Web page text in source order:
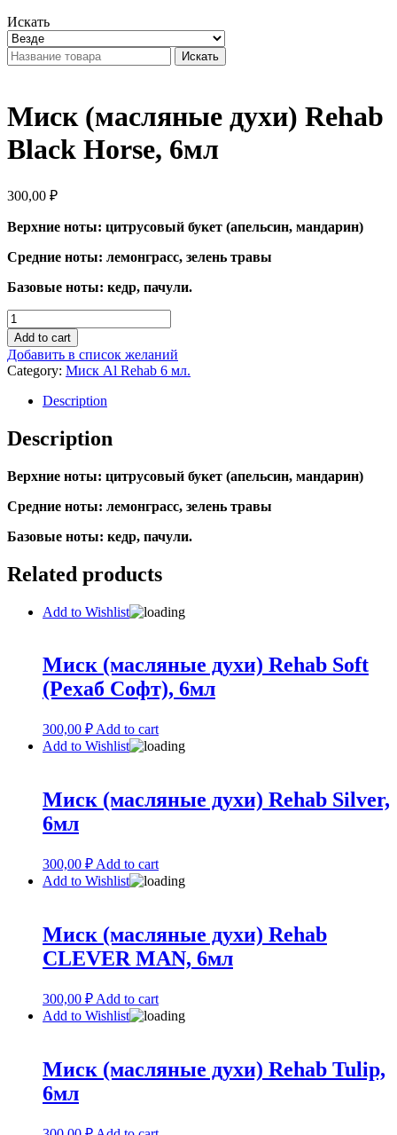
Искать
Искать
Миск (масляные духи) Rehab
Black Horse, 6мл
300,00 ₽
Верхние ноты: цитрусовый букет (апельсин, мандарин)
Средние ноты: лемонграсс, зелень травы
Базовые ноты: кедр, пачули.
Миск
(масляные
духи)
Rehab
Black
Horse,
quantity
Add to cart
Добавить в список желаний
Category: Миск Al Rehab 6 мл.
Description
Description
Верхние ноты: цитрусовый букет (апельсин, мандарин)
Средние ноты: лемонграсс, зелень травы
Базовые ноты: кедр, пачули.
Related products
Add to Wishlist
Миск (масляные духи) Rehab Soft
(Рехаб Софт), 6мл
300,00 ₽ Add to cart
Add to Wishlist
Миск (масляные духи) Rehab Silver,
6мл
300,00 ₽ Add to cart
Add to Wishlist
Миск (масляные духи) Rehab
CLEVER MAN, 6мл
300,00 ₽ Add to cart
Add to Wishlist
Миск (масляные духи) Rehab Tulip,
6мл